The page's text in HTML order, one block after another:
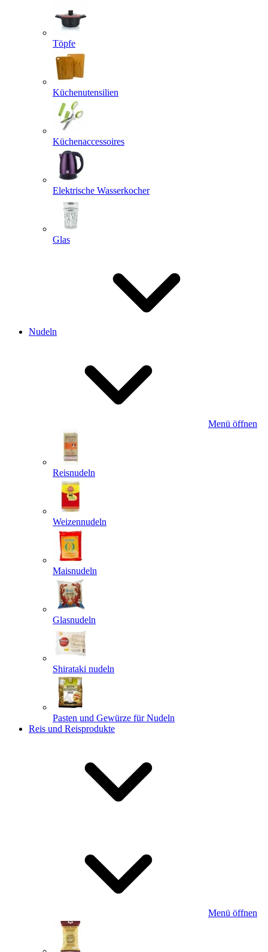
Töpfe
Küchenutensilien
Küchenaccessoires
Elektrische Wasserkocher
Glas
Nudeln
Menü öffnen
Reisnudeln
Weizennudeln
Maisnudeln
Glasnudeln
Shirataki nudeln
Pasten und Gewürze für Nudeln
Reis und Reisprodukte
Menü öffnen